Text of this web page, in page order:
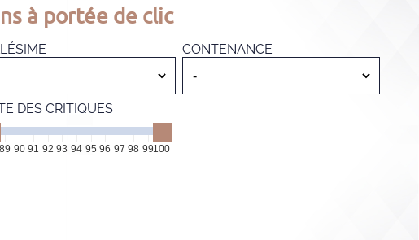
à portée de clic
CONTENANCE
DES CRITIQUES
89 90 91 92 93 94 95 96 97 98 99100